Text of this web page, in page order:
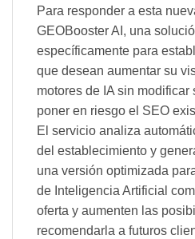
Para responder a esta
GEOBooster AI, una
específicamente para
que desean aumentar su
motores de IA sin modificar
poner en riesgo el SEO
El servicio analiza
del establecimiento y
una versión optimizada
de Inteligencia Artificial
oferta y aumenten las
recomendarla a futuros